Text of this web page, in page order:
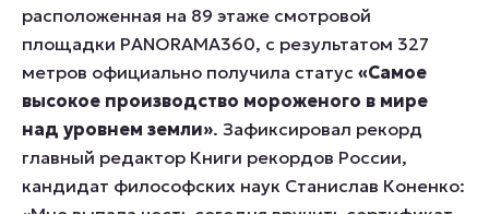
расположенная на 89 этаже смотровой
площадки PANORAMA360, с результатом 327
метров официально получила статус «Самое
высокое производство мороженого в мире
над уровнем земли». Зафиксировал рекорд
главный редактор Книги рекордов России,
кандидат философских наук Станислав Коненко: